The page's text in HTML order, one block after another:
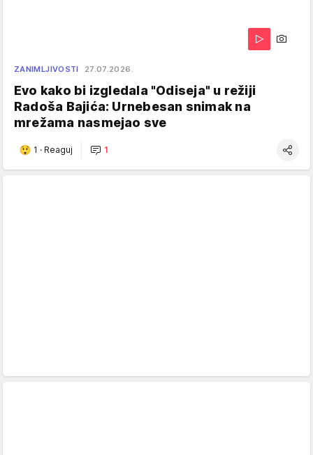
ZANIMLJIVOSTI 27.07.2026.
Evo kako bi izgledala "Odiseja" u režiji
Radoša Bajića: Urnebesan snimak na
mrežama nasmejao sve
1 · Reaguj 1